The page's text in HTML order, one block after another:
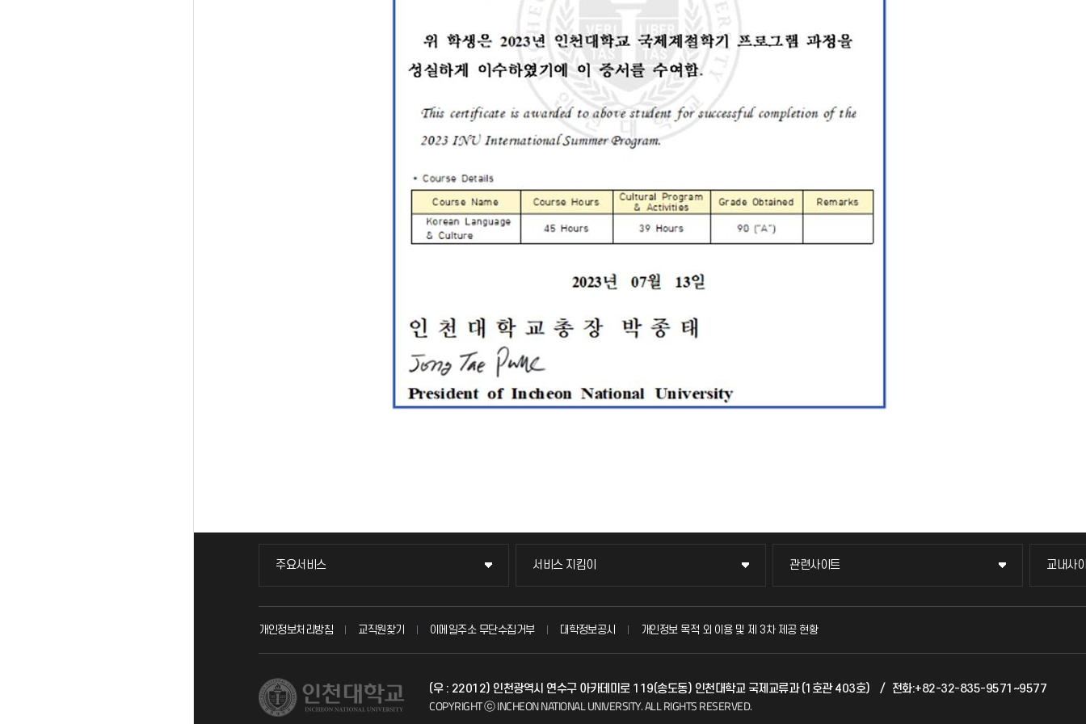
주요서비스
주요서비스
교무회의방송
시설예약
서비스 지킴이
서비스 지킴이
묻고 답하기
자주 묻는 질문(FAQ)
관련사이트
관련사이트
국방헬프콜
산학협력단
교내사
교내사
교수회
개인정보처리방침 교직원찾기 이메일주소 무단수집거부 대학정보공시 개인정보 목적 외 이용 및 제 3차 제공 현황
(우 : 22012) 인천광역시 연수구 아카데미로 119(송도동) 인천대학교 국제교류과 (1호관 403호) / 전화:+82-32-835-9571~9577
COPYRIGHT ⓒ INCHEON NATIONAL UNIVERSITY.ALL RIGHTS RESERVED.